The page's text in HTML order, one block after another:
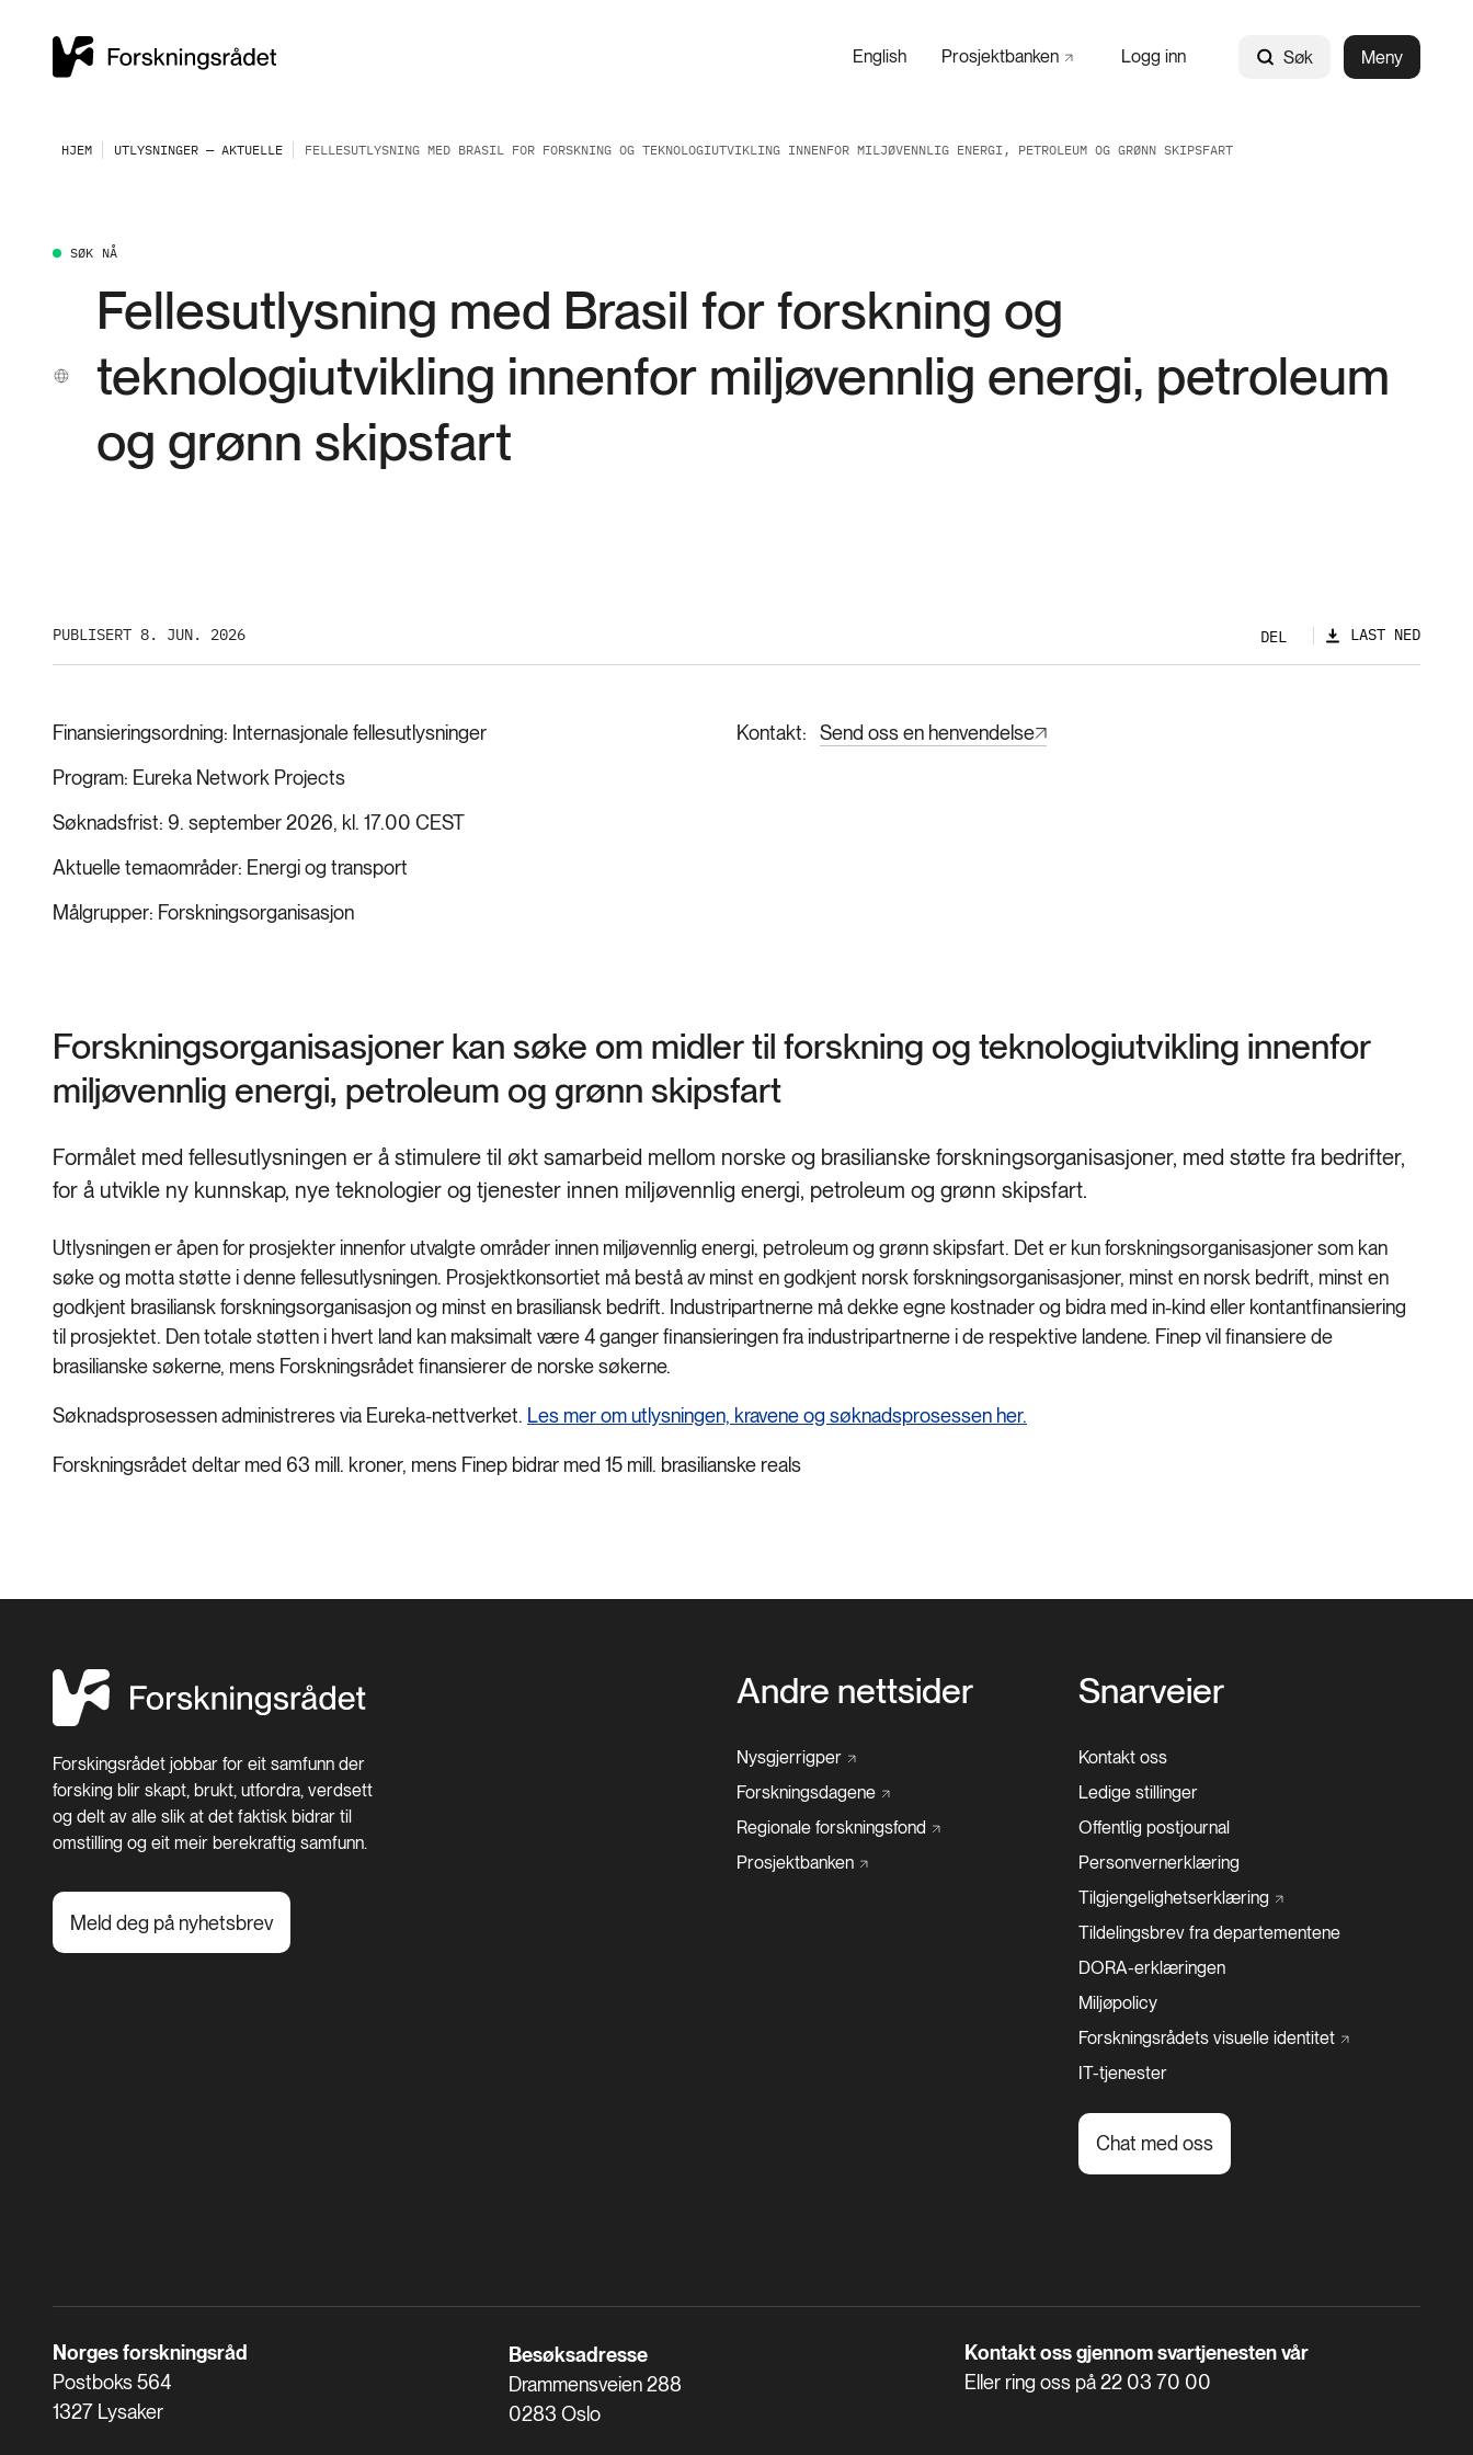
English Prosjektbanken Logg inn Søk Meny
HJEM UTLYSNINGER — AKTUELLE FELLESUTLYSNING MED BRASIL FOR FORSKNING OG TEKNOLOGIUTVIKLING INNENFOR MILJØVENNLIG ENERGI, PETROLEUM OG GRØNN SKIPSFART
SØK NÅ
Fellesutlysning med Brasil for forskning og
teknologiutvikling innenfor miljøvennlig energi, petroleum
og grønn skipsfart
PUBLISERT 8. JUN. 2026 DEL LAST NED
Finansieringsordning
Internasjonale fellesutlysninger
Program Eureka Network Projects
Søknadsfrist 9. september 2026, kl. 17.00 CEST
Aktuelle temaområder Energi og transport
Målgrupper Forskningsorganisasjon
Kontakt Send oss en henvendelse
Forskningsorganisasjoner kan søke om midler til forskning og teknologiutvikling innenfor
miljøvennlig energi, petroleum og grønn skipsfart
Formålet med fellesutlysningen er å stimulere til økt samarbeid mellom norske og brasilianske forskningsorganisasjoner, med støtte fra bedrifter,
for å utvikle ny kunnskap, nye teknologier og tjenester innen miljøvennlig energi, petroleum og grønn skipsfart.
Utlysningen er åpen for prosjekter innenfor utvalgte områder innen miljøvennlig energi, petroleum og grønn skipsfart. Det er kun forskningsorganisasjoner som kan
søke og motta støtte i denne fellesutlysningen. Prosjektkonsortiet må bestå av minst en godkjent norsk forskningsorganisasjoner, minst en norsk bedrift, minst en
godkjent brasiliansk forskningsorganisasjon og minst en brasiliansk bedrift. Industripartnerne må dekke egne kostnader og bidra med in-kind eller kontantfinansiering
til prosjektet. Den totale støtten i hvert land kan maksimalt være 4 ganger finansieringen fra industripartnerne i de respektive landene. Finep vil finansiere de
brasilianske søkerne, mens Forskningsrådet finansierer de norske søkerne.
Søknadsprosessen administreres via Eureka-nettverket. Les mer om utlysningen, kravene og søknadsprosessen her.
Forskningsrådet deltar med 63 mill. kroner, mens Finep bidrar med 15 mill. brasilianske reals
Forskingsrådet jobbar for eit samfunn der
forsking blir skapt, brukt, utfordra, verdsett
og delt av alle slik at det faktisk bidrar til
omstilling og eit meir berekraftig samfunn.
Meld deg på nyhetsbrev
Andre nettsider
Nysgjerrigper
Forskningsdagene
Regionale forskningsfond
Prosjektbanken
Snarveier
Kontakt oss
Ledige stillinger
Offentlig postjournal
Personvernerklæring
Tilgjengelighetserklæring
Tildelingsbrev fra departementene
DORA-erklæringen
Miljøpolicy
Forskningsrådets visuelle identitet
IT-tjenester
Chat med oss
Norges forskningsråd
Postboks 564
1327 Lysaker
Besøksadresse
Drammensveien 288
0283 Oslo
Kontakt oss gjennom svartjenesten vår
Eller ring oss på22 03 70 00